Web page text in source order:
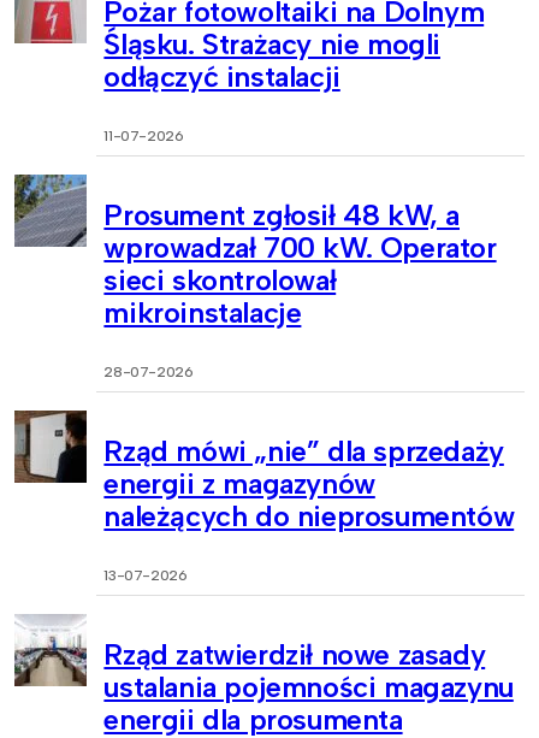
Pożar fotowoltaiki na Dolnym
Śląsku. Strażacy nie mogli
odłączyć instalacji
11-07-2026
Prosument zgłosił 48 kW, a
wprowadzał 700 kW. Operator
sieci skontrolował
mikroinstalacje
28-07-2026
Rząd mówi „nie” dla sprzedaży
energii z magazynów
należących do nieprosumentów
13-07-2026
Rząd zatwierdził nowe zasady
ustalania pojemności magazynu
energii dla prosumenta